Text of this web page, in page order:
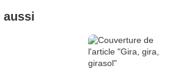
aussi